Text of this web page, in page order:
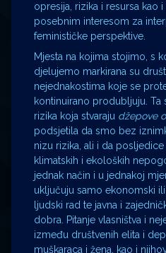
opresija, rizika i resursa kao
posebnim interesom za
feminističke perspektive.
Mjesta na kojima stojimo, s
djelujemo markirana su
nejednakostima koje se
kontinuirano produbljuju. Ta
rizika koja stvaraju džepove
podsjetila da smo bez
nizu rizika, ali i da posljedice
klimatskih i ekoloških
jednak način i u jednakoj
uključuju samo ekonomski
ljudski rad te javna i
dobra. Pitanje vlasništva i
između društvenih elita i
muškaraca i žena, kao i